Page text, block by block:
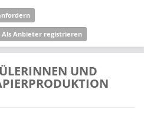
Als Anbieter registrieren
UND